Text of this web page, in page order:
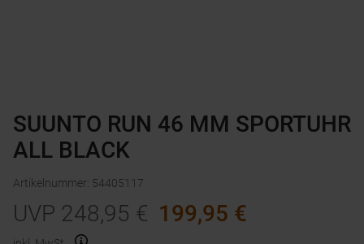
SUUNTO RUN 46 MM SPORTUHR
ALL BLACK
Artikelnummer: 54405117
UVP 248,95 € 199,95 €